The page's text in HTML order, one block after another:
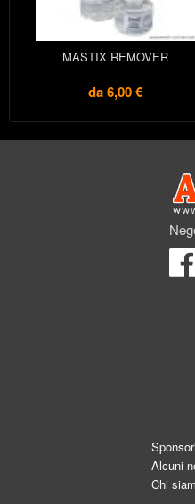
MASTIX REMOVER
da6,00 €
Alcuni
Chi